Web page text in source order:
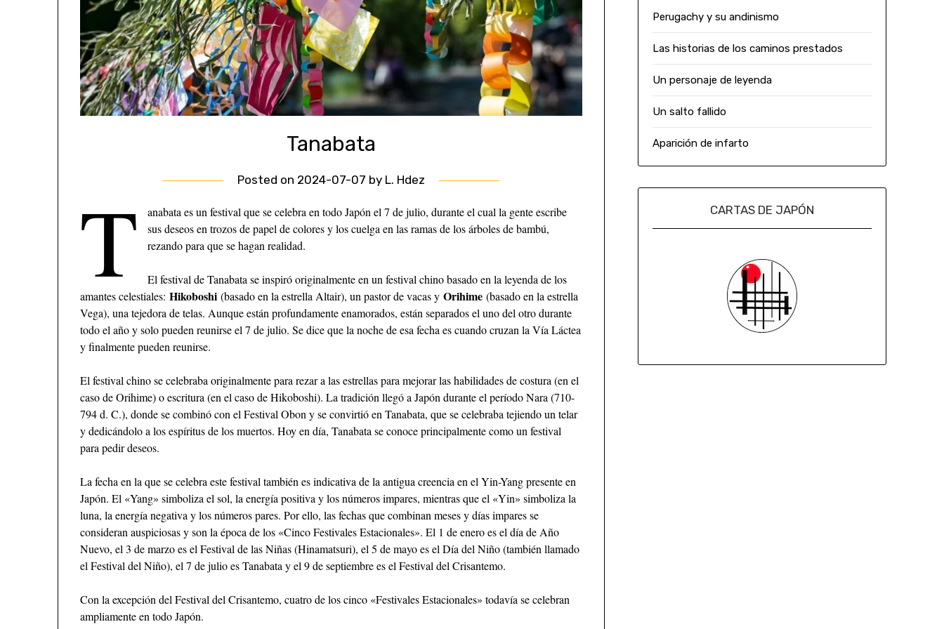
Tanabata
Posted on 2024-07-07 by L. Hdez
T
anabata es un festival que se celebra en todo Japón el 7 de julio, durante el cual la gente escribe
sus deseos en trozos de papel de colores y los cuelga en las ramas de los árboles de bambú,
rezando para que se hagan realidad.
El festival de Tanabata se inspiró originalmente en un festival chino basado en la leyenda de los
amantes celestiales:Hikoboshi (basado en la estrella Altair), un pastor de vacas yOrihime (basado en la estrella
Vega), una tejedora de telas. Aunque están profundamente enamorados, están separados el uno del otro durante
todo el año y solo pueden reunirse el 7 de julio. Se dice que la noche de esa fecha es cuando cruzan la Vía Láctea
y finalmente pueden reunirse.
El festival chino se celebraba originalmente para rezar a las estrellas para mejorar las habilidades de costura (en el
caso de Orihime) o escritura (en el caso de Hikoboshi). La tradición llegó a Japón durante el período Nara (710-
794 d. C.), donde se combinó con el Festival Obon y se convirtió en Tanabata, que se celebraba tejiendo un telar
y dedicándolo a los espíritus de los muertos. Hoy en día, Tanabata se conoce principalmente como un festival
para pedir deseos.
La fecha en la que se celebra este festival también es indicativa de la antigua creencia en el Yin-Yang presente en
Japón. El «Yang» simboliza el sol, la energía positiva y los números impares, mientras que el «Yin» simboliza la
luna, la energía negativa y los números pares. Por ello, las fechas que combinan meses y días impares se
consideran auspiciosas y son la época de los «Cinco Festivales Estacionales». El 1 de enero es el día de Año
Nuevo, el 3 de marzo es el Festival de las Niñas (Hinamatsuri), el 5 de mayo es el Día del Niño (también llamado
el Festival del Niño), el 7 de julio es Tanabata y el 9 de septiembre es el Festival del Crisantemo.
Con la excepción del Festival del Crisantemo, cuatro de los cinco «Festivales Estacionales» todavía se celebran
ampliamente en todo Japón.
Perugachy y su andinismo
Las historias de los caminos prestados
Un personaje de leyenda
Un salto fallido
Aparición de infarto
CARTAS DE JAPÓN